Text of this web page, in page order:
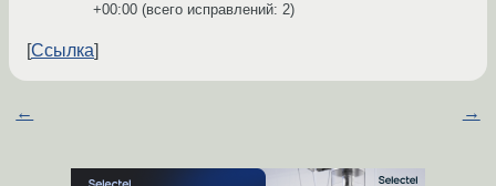
+00:00 (всего исправлений: 2)
Ссылка
← →